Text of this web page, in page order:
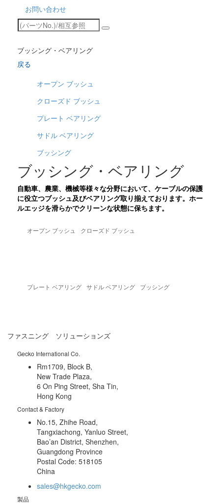
お問い合わせ
ブッシング・ベアリング
戻る
オープン ブッシュ
クローズド ブッシュ
プレート ベアリング
サドル ベアリング
ブッシング
ブッシング・ベアリング
自動車、農業、機械等様々な分野において、ケーブルの保護
に役立つブッシュ及びベアリング取り揃えております。ホー
ルエッジを滑らかでクリーンな状態に保ちます。
オープン ブッシュ クローズド ブッシュ
プレート ベアリング サドル ベアリング ブッシング
ファスニング ソリューションズ
Gecko International Co.
Rm1709, Block B,
New Trade Plaza,
6 On Ping Street, Sha Tin,
Hong Kong
Contact & Factory
No.15, Zhihe Road,
Tangxiachong, Yanluo Street,
Bao’an District, Shenzhen,
Guangdong Province
Postal Code: 518105
China
sales@hkgecko.com
製品